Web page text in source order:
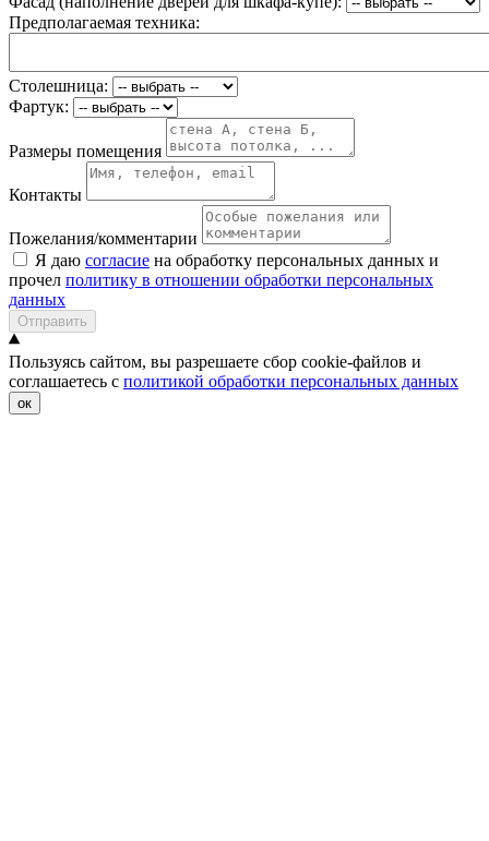
Предполагаемая техника:
Столешница:
Фартук:
Размеры помещения
Контакты
Пожелания/комментарии
Я даю согласие на обработку персональных данных и
прочел политику в отношении обработки персональных
данных
Отправить
Пользуясь сайтом, вы разрешаете сбор cookie-файлов и
соглашаетесь с политикой обработки персональных данных
ок